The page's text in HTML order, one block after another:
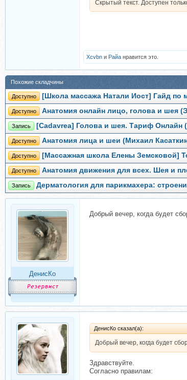
Скрытый текст. Доступен
Xcvbn и Райа нравится это.
Похожие складчины
Доступно [Школа массажа Натали Иост] Гайд по
Доступно Анатомия онлайн лицо, голова и шея
Запись [Cadavrea] Голова и шея. Тариф Онлайн
Доступно Анатомия лица и шеи (Михаил
Доступно [Массажная школа Елены Земсковой]
Доступно Анатомия движения для всех. Шея и
Запись Дерматология для парикмахера:
ДенисКо
Добрый вечер, когда будет
ДенисКо сказал(а):
Добрый вечер, когда будет
Здравствуйте.
Согласно правилам: